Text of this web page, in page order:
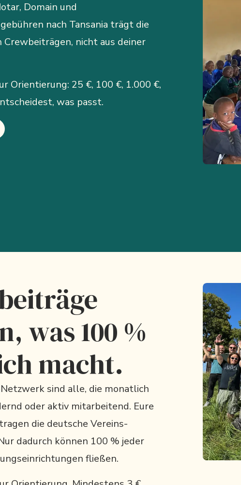
Domain und
nach Tansania trägt die
Crewbeiträgen, nicht aus deiner
Orientierung: 25 €, 100 €, 1.000 €,
was passt.
was 100 %
macht.
sind alle, die monatlich
oder aktiv mitarbeitend. Eure
die deutsche Vereins-
dadurch können 100 % jeder
fließen.